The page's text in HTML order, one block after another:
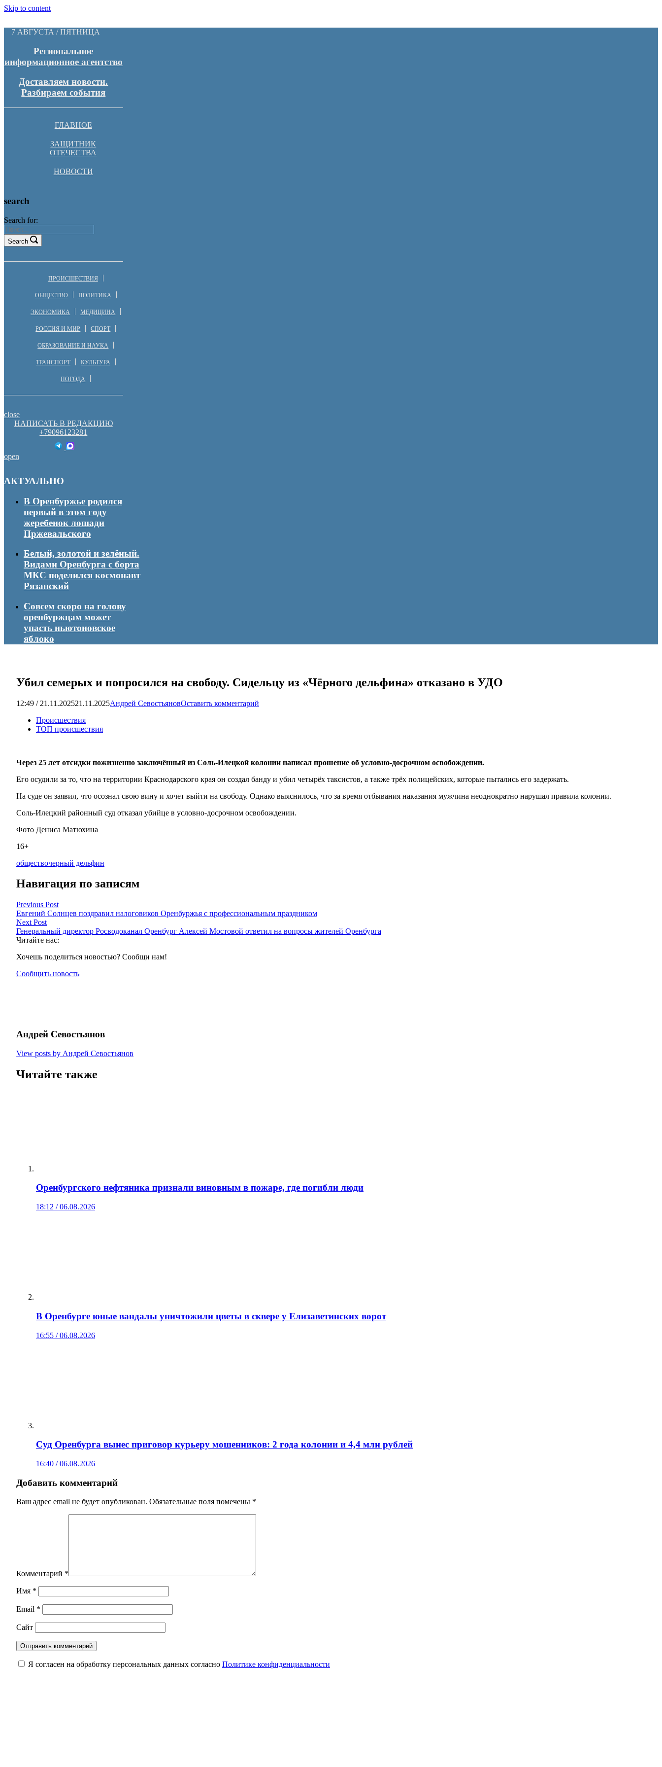
Skip to content
7 АВГУСТА / ПЯТНИЦА
Региональное
информационное агентство
Доставляем новости.
Разбираем события
ГЛАВНОЕ
ЗАЩИТНИК
ОТЕЧЕСТВА
НОВОСТИ
search
Search for:
Search
ПРОИСШЕСТВИЯ
ОБЩЕСТВО ПОЛИТИКА
ЭКОНОМИКА МЕДИЦИНА
РОССИЯ И МИР СПОРТ
ОБРАЗОВАНИЕ И НАУКА
ТРАНСПОРТ КУЛЬТУРА
ПОГОДА
close
НАПИСАТЬ В РЕДАКЦИЮ
+79096123281
open
АКТУАЛЬНО
В Оренбуржье родился
первый в этом году
жеребенок лошади
Пржевальского
Белый, золотой и зелёный.
Видами Оренбурга с борта
МКС поделился космонавт
Рязанский
Совсем скоро на голову
оренбуржцам может
упасть ньютоновское
яблоко
Убил семерых и попросился на свободу. Сидельцу из «Чёрного дельфина» отказано в УДО
12:49 / 21.11.202521.11.2025Андрей СевостьяновОставить комментарий
Происшествия
ТОП происшествия
Через 25 лет отсидки пожизненно заключённый из Соль-Илецкой колонии написал прошение об условно-досрочном освобождении.
Его осудили за то, что на территории Краснодарского края он создал банду и убил четырёх таксистов, а также трёх полицейских, которые пытались его задержать.
На суде он заявил, что осознал свою вину и хочет выйти на свободу. Однако выяснилось, что за время отбывания наказания мужчина неоднократно нарушал правила колонии.
Соль-Илецкий районный суд отказал убийце в условно‑досрочном освобождении.
Фото Дениса Матюхина
16+
обществочерный дельфин
Навигация по записям
Previous Post
Евгений Солнцев поздравил налоговиков Оренбуржья с профессиональным праздником
Next Post
Генеральный директор Росводоканал Оренбург Алексей Мостовой ответил на вопросы жителей Оренбурга
Читайте нас:
Хочешь поделиться новостью? Сообщи нам!
Сообщить новость
Андрей Севостьянов
View posts by Андрей Севостьянов
Читайте также
Оренбургского нефтяника признали виновным в пожаре, где погибли люди
18:12 / 06.08.2026
В Оренбурге юные вандалы уничтожили цветы в сквере у Елизаветинских ворот
16:55 / 06.08.2026
Суд Оренбурга вынес приговор курьеру мошенников: 2 года колонии и 4,4 млн рублей
16:40 / 06.08.2026
Добавить комментарий
Ваш адрес email не будет опубликован. Обязательные поля помечены *
Комментарий *
Имя *
Email *
Сайт
Я согласен на обработку персональных данных согласно Политике конфиденциальности